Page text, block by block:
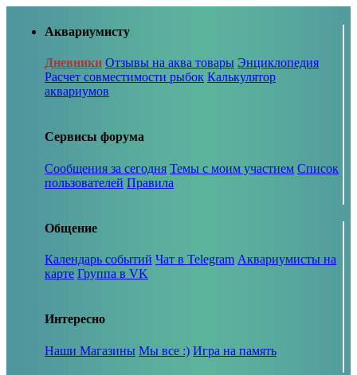
Аквариумисту
Дневники Отзывы на аква товары Энциклопедия
Расчет совместимости рыбок Калькулятор
аквариумов
Сервисы форума
Сообщения за сегодня Темы с моим участием Список
пользователей Правила
Общение
Календарь событий Чат в Telegram Аквариумисты на
карте Группа в VK
Интересно
Наши Магазины Мы все :) Игра на память